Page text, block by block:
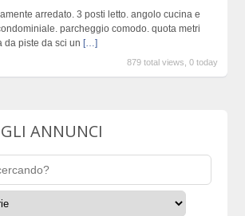
arredato. 3 posti letto. angolo cucina e
parcheggio comodo. quota metri
da piste da sci un […]
879 total views, 0 today
GLI ANNUNCI